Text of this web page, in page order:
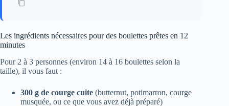
Les ingrédients nécessaires pour des boulettes prêtes en 12
minutes
Pour 2 à 3 personnes (environ 14 à 16 boulettes selon la
taille), il vous faut :
300 g de courge cuite (butternut, potimarron, courge
musquée, ou ce que vous avez déjà préparé)